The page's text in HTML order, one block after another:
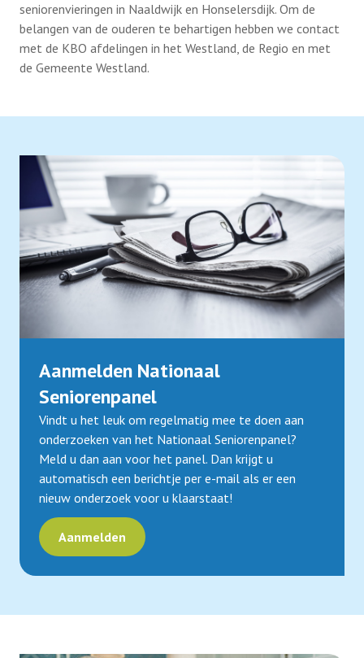
seniorenvieringen in Naaldwijk en Honselersdijk. Om de
belangen van de ouderen te behartigen hebben we contact
met de KBO afdelingen in het Westland, de Regio en met
de Gemeente Westland.
Aanmelden Nationaal
Seniorenpanel
Vindt u het leuk om regelmatig mee te doen aan
onderzoeken van het Nationaal Seniorenpanel?
Meld u dan aan voor het panel. Dan krijgt u
automatisch een berichtje per e-mail als er een
nieuw onderzoek voor u klaarstaat!
Aanmelden